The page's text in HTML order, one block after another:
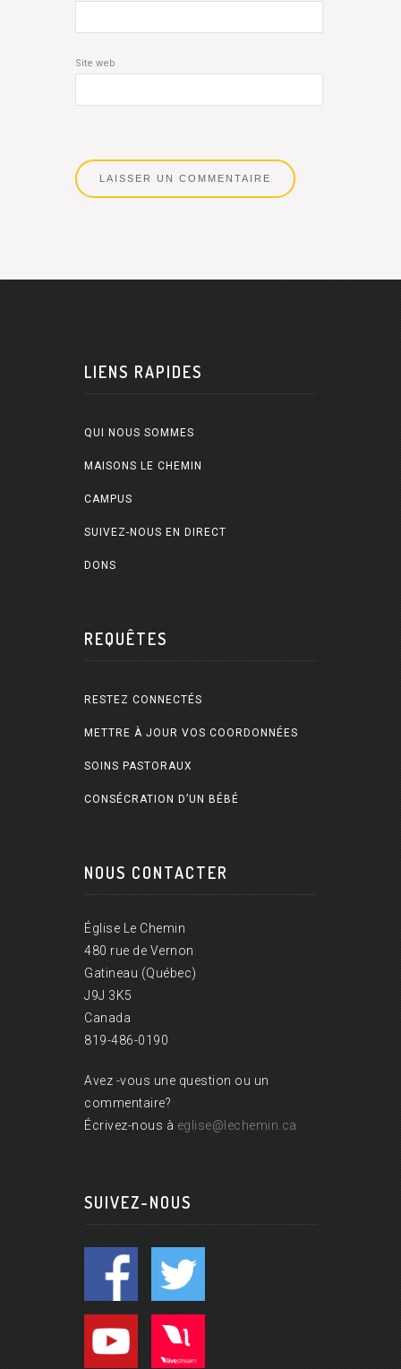
Site web
LIENS RAPIDES
QUI NOUS SOMMES
MAISONS LE CHEMIN
CAMPUS
SUIVEZ-NOUS EN DIRECT
DONS
REQUÊTES
RESTEZ CONNECTÉS
METTRE À JOUR VOS COORDONNÉES
SOINS PASTORAUX
CONSÉCRATION D’UN BÉBÉ
NOUS CONTACTER
Église Le Chemin
480 rue de Vernon
Gatineau (Québec)
J9J 3K5
Canada
819-486-0190
Avez -vous une question ou un
commentaire?
Écrivez-nous à eglise@lechemin.ca
SUIVEZ-NOUS